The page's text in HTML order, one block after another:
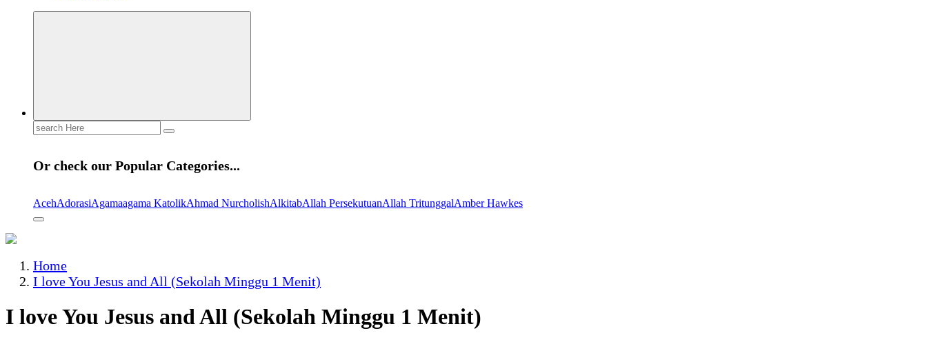
Search
for:
Or check our Popular Categories...
AcehAdorasiAgamaagama KatolikAhmad NurcholishAlkitabAllah PersekutuanAllah TritunggalAmber Hawkes
Home
I love You Jesus and All (Sekolah Minggu 1 Menit)
I love You Jesus and All (Sekolah Minggu 1 Menit)